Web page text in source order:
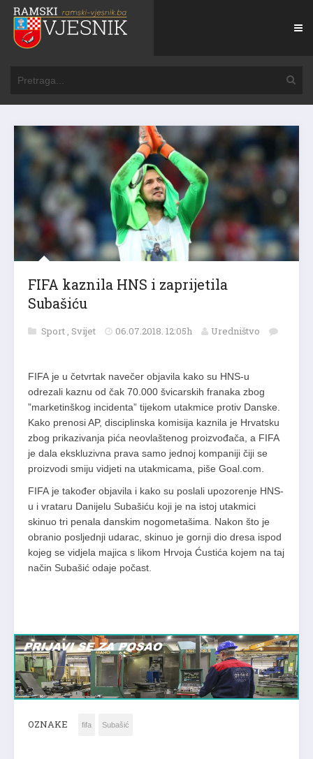
FIFA kaznila HNS i zaprijetila
Subašiću
Sport , Svijet 06.07.2018. 12:05h Uredništvo
FIFA je u četvrtak navečer objavila kako su HNS-u
odrezali kaznu od čak 70.000 švicarskih franaka zbog
”marketinškog incidenta” tijekom utakmice protiv Danske.
Kako prenosi AP, disciplinska komisija kaznila je Hrvatsku
zbog prikazivanja pića neovlaštenog proizvođača, a FIFA
je dala ekskluzivna prava samo jednoj kompaniji čiji se
proizvodi smiju vidjeti na utakmicama, piše Goal.com.
FIFA je također objavila i kako su poslali upozorenje HNS-
u i vrataru Danijelu Subašiću koji je na istoj utakmici
skinuo tri penala danskim nogometašima. Nakon što je
obranio posljednji udarac, skinuo je gornji dio dresa ispod
kojeg se vidjela majica s likom Hrvoja Ćustića kojem na taj
način Subašić odaje počast.
OZNAKE fifa Subašić